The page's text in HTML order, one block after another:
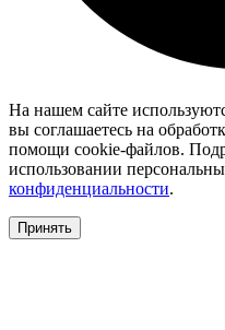
На нашем сайте
вы соглашаетесь на
помощи cookie-файлов.
использовании
конфиденциальности.
Принять